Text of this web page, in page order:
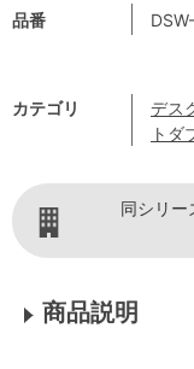
品番
カテゴリ デス
トダ
同シリー
商品説明